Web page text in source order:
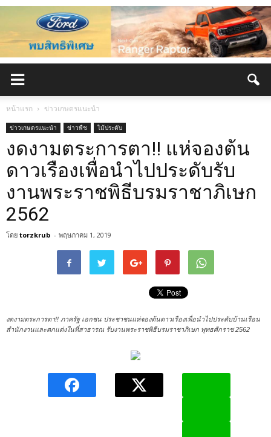
หน้าแรก ข่าวเกษตรแนะนำ
ข่าวเกษตรแนะนำ ข่าวพืช ไม้ประดับ
งดงามตระการตา!! แห่จองต้น
ดาวเรืองเพื่อนำไปประดับรับ
งานพระราชพิธีบรมราชาภิเษก
2562
โดย torzkrub - พฤษภาคม 1, 2019
งดงามตระการตา!! ภาครัฐ เอกชน ประชาชนแห่จองต้นดาวเรืองเพื่อนำไปประดับบ้านเรือน
สำนักงานและตกแต่งในที่สาธารณ รับงานพระราชพิธีบรมราชาภิเษก พุทธศักราช 2562